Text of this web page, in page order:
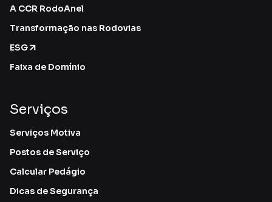
A CCR RodoAnel
Transformação nas Rodovias
ESG
Faixa de Domínio
Serviços
Serviços Motiva
Postos de Serviço
Calcular Pedágio
Dicas de Segurança